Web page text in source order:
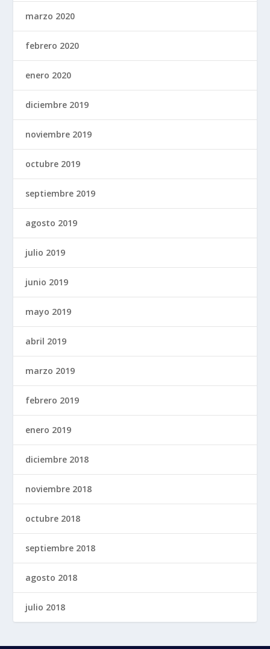
marzo 2020
febrero 2020
enero 2020
diciembre 2019
noviembre 2019
octubre 2019
septiembre 2019
agosto 2019
julio 2019
junio 2019
mayo 2019
abril 2019
marzo 2019
febrero 2019
enero 2019
diciembre 2018
noviembre 2018
octubre 2018
septiembre 2018
agosto 2018
julio 2018